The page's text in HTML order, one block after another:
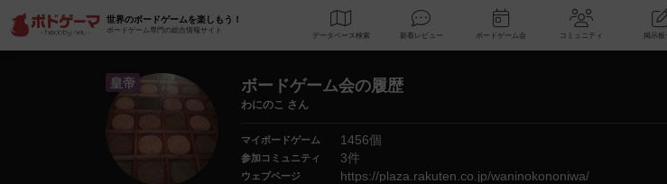
世界のボードゲームを楽しもう！
ボードゲーム専門の総合情報サイト
データベース 検索 新着レビュー ボードゲーム会 コミュニティ
皇帝 ボードゲーム会の履歴
わにのこ さん
マイボードゲーム 1456個
参加コミュニティ 3件
ウェブページ https://plaza.rakuten.co.jp/waninokononiwa/